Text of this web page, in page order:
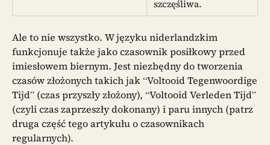
szczęśliwa.
Ale to nie wszystko. W języku niderlandzkim
funkcjonuje także jako czasownik posiłkowy przed
imiesłowem biernym. Jest niezbędny do tworzenia
czasów złożonych takich jak “Voltooid Tegenwoordige
Tijd” (czas przyszły złożony), “Voltooid Verleden Tijd”
(czyli czas zaprzeszły dokonany) i paru innych (patrz
druga część tego artykułu o czasownikach
regularnych).